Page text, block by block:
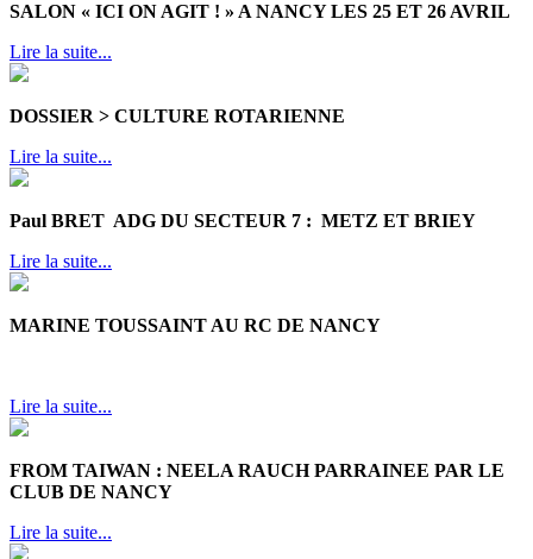
SALON « ICI ON AGIT ! » A NANCY LES 25 ET 26 AVRIL
Lire la suite...
DOSSIER > CULTURE ROTARIENNE
Lire la suite...
Paul BRET ADG DU SECTEUR 7 : METZ ET BRIEY
Lire la suite...
MARINE TOUSSAINT AU RC DE NANCY
Lire la suite...
FROM TAIWAN : NEELA RAUCH PARRAINEE PAR LE
CLUB DE NANCY
Lire la suite...